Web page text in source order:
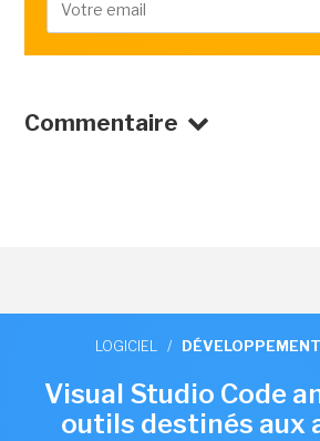
Commentaire
LOGICIEL /
Visual Studio Code
outils destinés aux